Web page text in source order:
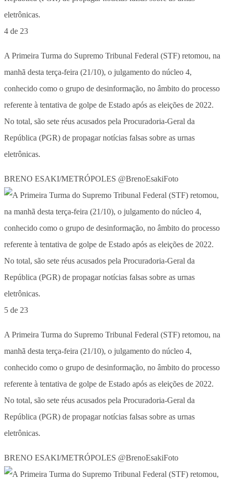
4 de 23
A Primeira Turma do Supremo Tribunal Federal (STF) retomou, na
manhã desta terça-feira (21/10), o julgamento do núcleo 4,
conhecido como o grupo de desinformação, no âmbito do processo
referente à tentativa de golpe de Estado após as eleições de 2022.
No total, são sete réus acusados pela Procuradoria-Geral da
República (PGR) de propagar notícias falsas sobre as urnas
eletrônicas.
BRENO ESAKI/METRÓPOLES @BrenoEsakiFoto
5 de 23
A Primeira Turma do Supremo Tribunal Federal (STF) retomou, na
manhã desta terça-feira (21/10), o julgamento do núcleo 4,
conhecido como o grupo de desinformação, no âmbito do processo
referente à tentativa de golpe de Estado após as eleições de 2022.
No total, são sete réus acusados pela Procuradoria-Geral da
República (PGR) de propagar notícias falsas sobre as urnas
eletrônicas.
BRENO ESAKI/METRÓPOLES @BrenoEsakiFoto